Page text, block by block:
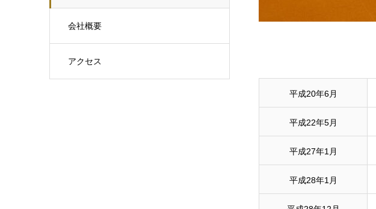
会社概要
アクセス
平成20年6月
平成22年5月
平成27年1月
平成28年1月